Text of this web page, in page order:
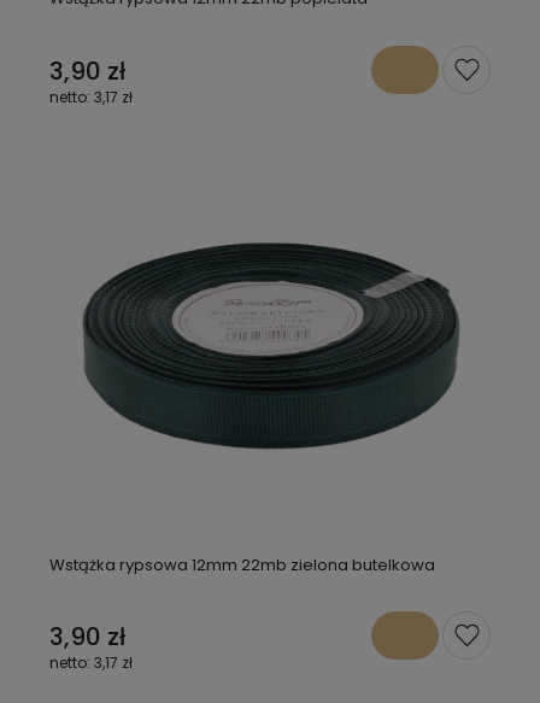
3,90 zł
3,17 zł
Wstążka rypsowa 12mm 22mb zielona butelkowa
3,90 zł
3,17 zł